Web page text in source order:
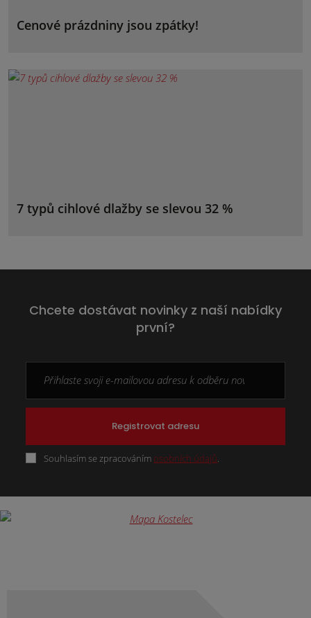
Cenové prázdniny jsou zpátky!
7 typů cihlové dlažby se slevou 32 %
Chcete dostávat novinky z naší nabídky
první?
Registrovat adresu
Souhlasím se zpracováním osobních údajů.